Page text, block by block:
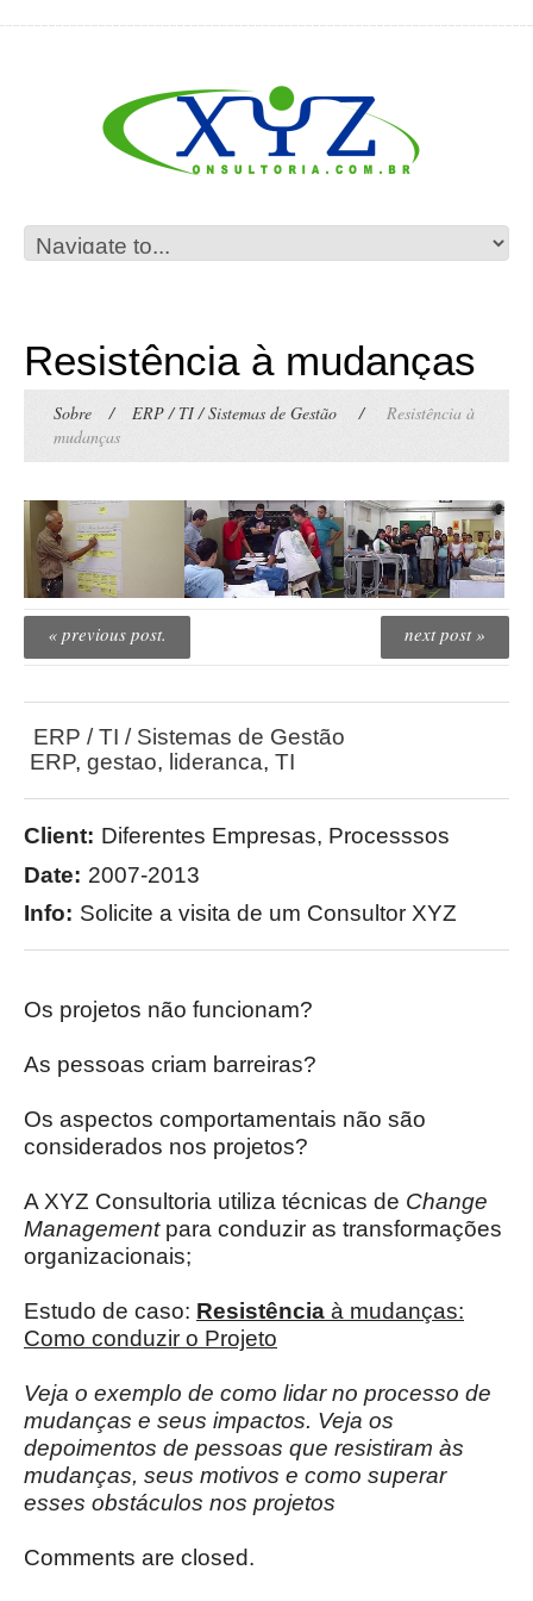
Resistência à mudanças
Sobre / ERP / TI / Sistemas de Gestão /
Resistência à
mudanças
« previous post. next post »
ERP / TI / Sistemas de Gestão
ERP, gestao, lideranca, TI
Client: Diferentes Empresas, Processsos
Date: 2007-2013
Info: Solicite a visita de um Consultor XYZ
Os projetos não funcionam?
As pessoas criam barreiras?
Os aspectos comportamentais não são
considerados nos projetos?
A XYZ Consultoria utiliza técnicas de Change
Managementpara conduzir as transformações
organizacionais;
Estudo de caso: Resistência à mudanças:
Como conduzir o Projeto
Veja o exemplo de como lidar no processo de
mudanças e seus impactos. Veja os
depoimentos de pessoas que resistiram às
mudanças, seus motivos e como superar
esses obstáculos nos projetos
Comments are closed.